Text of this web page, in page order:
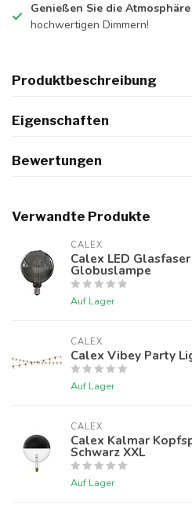
Genießen Sie die Atmosphäre
hochwertigen Dimmern!
Produktbeschreibung
Eigenschaften
Bewertungen
Verwandte Produkte
CALEX
Calex LED
Globuslampe
Auf Lager
CALEX
Calex Vibey Party
Auf Lager
CALEX
Calex Kalmar
Schwarz XXL
Auf Lager